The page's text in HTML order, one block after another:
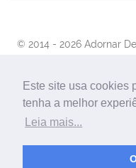
Este site usa cookies
tenha a melhor
Leia mais...
© 2014 - 2026 Adornar